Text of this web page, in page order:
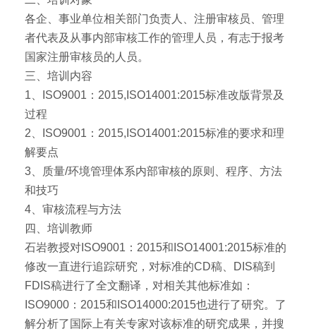
各企、事业单位相关部门负责人、注册审核员、管理
者代表及从事内部审核工作的管理人员，有志于报考
国家注册审核员的人员。
三、培训内容
1、ISO9001：2015,ISO14001:2015标准改版背景及
过程
2、ISO9001：2015,ISO14001:2015标准的要求和理
解要点
3、质量/环境管理体系内部审核的原则、程序、方法
和技巧
4、审核流程与方法
四、培训教师
石岩教授对ISO9001：2015和ISO14001:2015标准的
修改一直进行追踪研究，对标准的CD稿、DIS稿到
FDIS稿进行了全文翻译，对相关其他标准如：
ISO9000：2015和ISO14000:2015也进行了研究。了
解分析了国际上有关专家对该标准的研究成果，并搜